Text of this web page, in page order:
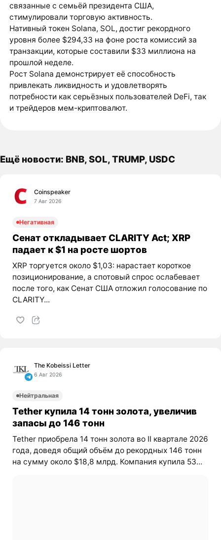
связанные с семьёй президента США,
стимулировали торговую активность.
Нативный токен Solana, SOL, достиг рекордного
уровня более $294,33 на фоне роста комиссий за
транзакции, которые составили $33 миллиона на
прошлой неделе.
Рост Solana демонстрирует её способность
привлекать ликвидность и удовлетворять
потребности как серьёзных пользователей DeFi, так
и трейдеров мем-криптовалют.
Ещё новости: BNB, SOL, TRUMP, USDC
Coinspeaker
7 Авг 2026
Негативная
Сенат откладывает CLARITY Act; XRP
падает к $1 на росте шортов
XRP торгуется около $1,03: нарастает короткое
позиционирование, а спотовый спрос ослабевает
после того, как Сенат США отложил голосование по
CLARITY...
The Kobeissi Letter
6 Авг 2026
Нейтральная
Tether купила 14 тонн золота, увеличив
запасы до 146 тонн
Tether приобрела 14 тонн золота во II квартале 2026
года, доведя общий объём до рекордных 146 тонн
на сумму около $18,8 млрд. Компания купила 53...